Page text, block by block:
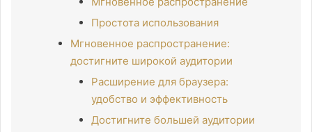
Простота использования
Мгновенное распространение:
достигните широкой аудитории
Расширение для браузера:
удобство и эффективность
Достигните большей аудитории